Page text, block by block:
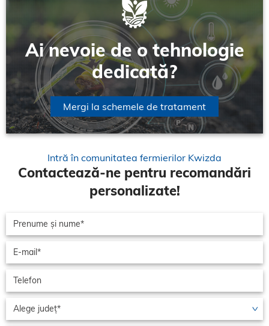
Ai nevoie de o tehnologie
dedicată?
Mergi la schemele de tratament
Intră în comunitatea fermierilor Kwizda
Contactează-ne pentru recomandări
personalizate!